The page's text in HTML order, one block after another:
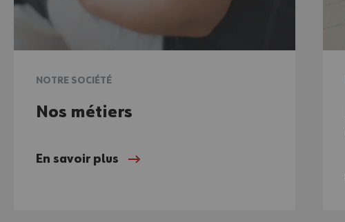
NOTRE SOCIÉTÉ
Nos métiers
En savoir plus